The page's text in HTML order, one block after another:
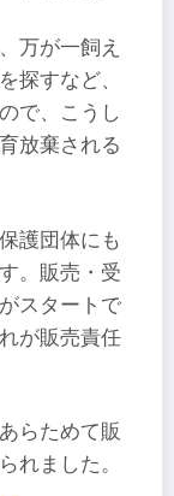
万が一飼え
探すなど、
で、こうし
放棄される
護団体にも
。販売・受
スタートで
が販売責任
らためて販
れました。